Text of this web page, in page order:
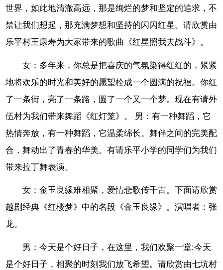
世界，如此地清澈高远，那是绚烂的梦和坚定的追求，不
禁让我们想起，那充满梦想和坚持的闪闪红星。请欣赏由
乐平村王康寿为大家带来的歌曲《红星照我去战斗》。
女：多年来，你总是把喜庆的气氛染得红红的，紧紧
地将欢乐的时光和美好的愿望栓成一个圆满的祝福。你红
了一条街，亮了一条路，圆了一个又一个梦。现在有请外
伍村为我们带来舞蹈《红灯笼》。 男：有一种舞蹈，它
热情奔放，有一种舞蹈，它温柔绵长。舞伴之间的完美配
合，舞动出了青春的华美。有请乐平小学的同学们为我们
带来拉丁舞表演。
女：金玉良缘难相聚，爱情悲歌传千古。下面请欣赏
越剧经典《红楼梦》中的名段《金玉良缘》。演唱者：张
龙。
男：今天是个好日子，在这里，我们欢聚一堂;今天
是个好日子，相聚的时刻我们放飞希望。请欣赏由七坑村